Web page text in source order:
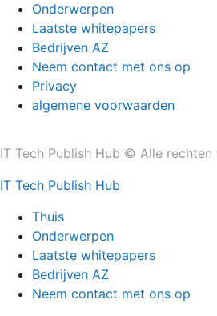
Onderwerpen
Laatste whitepapers
Bedrijven AZ
Neem contact met ons op
Privacy
algemene voorwaarden
IT Tech Publish Hub © Alle rechten
IT Tech Publish Hub
Thuis
Onderwerpen
Laatste whitepapers
Bedrijven AZ
Neem contact met ons op